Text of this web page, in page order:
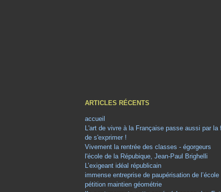
ARTICLES RÉCENTS
accueil
L'art de vivre à la Française passe aussi par la
de s'exprimer !
Vivement la rentrée des classes - égorgeurs
l'école de la Répubique, Jean-Paul Brighelli
L’exigeant idéal républicain
immense entreprise de paupérisation de l’école
pétition maintien géométrie